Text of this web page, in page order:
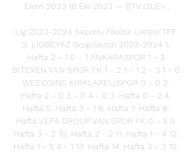
Ekim 2023 18 Eki 2023 — [[TV IZLE> .
Lig 2023-2024 Sezonu Fikstür Listesi TFF
2. LİGBEYAZ GrupSezon 2023-2024 1.
Hafta 2 - 1 0 - 1 ANKARASPOR 1 - 3
BITEXEN VAN SPOR FK 1 - 2 1 - 1 2 - 3 1 - 0
WEECOINS KIRKLARELİSPOR 0 - 0 2.
Hafta 2 - 0 3 - 0 4 - 0 3. Hafta 0 - 2 4.
Hafta 5. Hafta 3 - 1 6. Hafta 7. Hafta 8.
Hafta VEFA GROUP VAN SPOR FK 0 - 3 9.
Hafta 3 - 2 10. Hafta 2 - 2 11. Hafta 1 - 4 12.
Hafta 1 - 5 4 - 1 13. Hafta 14. Hafta 3 - 3 15.